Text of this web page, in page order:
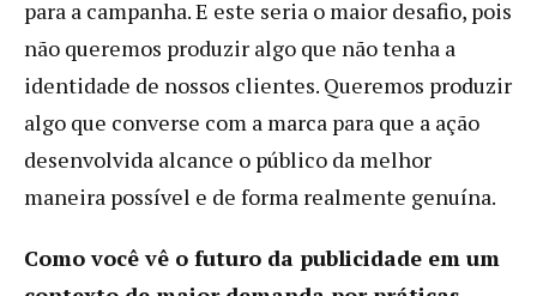
para a campanha. E este seria o maior desafio, pois
não queremos produzir algo que não tenha a
identidade de nossos clientes. Queremos produzir
algo que converse com a marca para que a ação
desenvolvida alcance o público da melhor
maneira possível e de forma realmente genuína.
Como você vê o futuro da publicidade em um